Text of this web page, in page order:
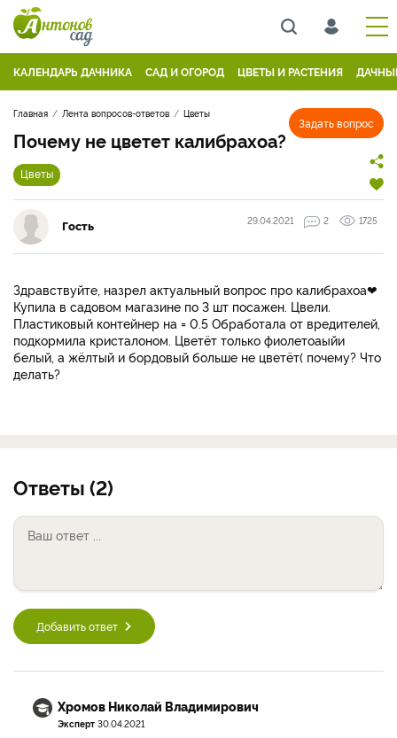
КАЛЕНДАРЬ ДАЧНИКА САД И ОГОРОД ЦВЕТЫ И РАСТЕНИЯ
Задать вопрос
Главная Лента вопросов-ответов Цветы
Почему не цветет калибрахоа?
Цветы
Гость 29.04.2021 2 1725
Здравствуйте, назрел актуальный вопрос про калибрахоа❤
Купила в садовом магазине по 3 шт посажен. Цвели.
Пластиковый контейнер на = 0.5 Обработала от вредителей,
подкормила кристалоном. Цветёт только фиолетоаыйи
белый, а жёлтый и бордовый больше не цветёт( почему? Что
делать?
Ответы (2)
Добавить ответ
Хромов Николай Владимирович
Эксперт 30.04.2021